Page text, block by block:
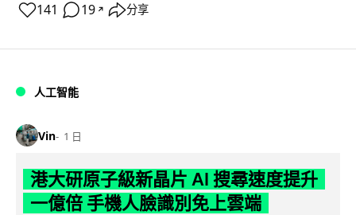
141 19 ↗ 分享
人工智能
Vin 1 日
港大研原子級新晶片 AI 搜尋速度提升
一億倍 手機人臉識別免上雲端